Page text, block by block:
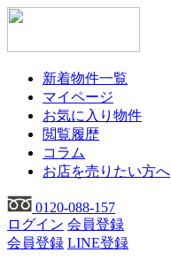
新着物件一覧
マイページ
お気に入り物件
閲覧履歴
コラム
お店を売りたい方へ
0120-088-157
ログイン 会員登録
会員登録 LINE登録